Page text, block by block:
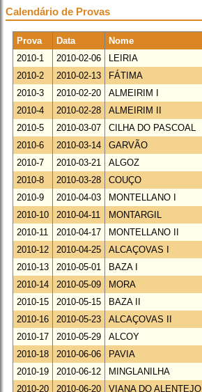
Calendário de Provas
Prova Data
Nome
2010-1
2010-02-06
LEIRIA
2010-2
2010-02-13
FÁTIMA
2010-3
2010-02-20
ALMEIRIM I
2010-4
2010-02-28
ALMEIRIM II
2010-5
2010-03-07
CILHA DO PASCOAL
2010-6
2010-03-14
GARVÃO
2010-7
2010-03-21
ALGOZ
2010-8
2010-03-28
COUÇO
2010-9
2010-04-03
MONTELLANO I
2010-10
2010-04-11
MONTARGIL
2010-11
2010-04-17
MONTELLANO II
2010-12
2010-04-25
ALCAÇOVAS I
2010-13
2010-05-01
BAZA I
2010-14
2010-05-09
MORA
2010-15
2010-05-15
BAZA II
2010-16
2010-05-23
ALCAÇOVAS II
2010-17
2010-05-29
ALCOY
2010-18
2010-06-06
PAVIA
2010-19
2010-06-12
MINGLANILHA
2010-20
2010-06-20
VIANA DO ALENTEJO